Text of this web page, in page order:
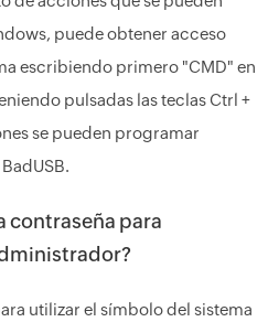
puede obtener acceso
escribiendo primero "CMD" en
pulsadas las teclas Ctrl +
se pueden programar
contraseña para
utilizar el símbolo del sistema